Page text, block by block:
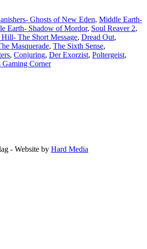
Ghosts of New Eden, Middle Earth-
Earth- Shadow of Mordor, Soul Reaver 2,
Hill- The Short Message, Dread Out,
Masquerade, The Sixth Sense,
, Conjuring, Der Exorzist, Poltergeist,
Gaming Corner
- Website by Hard Media